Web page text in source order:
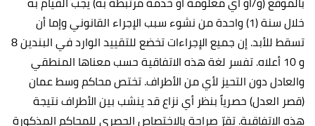
خلال سنة (1) واحدة من نشوء سبب الإجراء القانوني وإما أن
تسقط للأبد. إن جميع الإجراءات تخضع للتقييد الوارد في البندين 8
و 10 أعلاه. تفسر لغة هذه الاتفاقية حسب معناها المنطقي
والعادل دون التحيز لأي من الأطراف. تختص محاكم وسط عمان
(قصر العدل) حصرياً بنظر أي نزاع قد ينشب بين الأطراف نتيجة
هذه الاتفاقية. تقرّ صراحة بالاختصاص الحصري للمحاكم المذكورة